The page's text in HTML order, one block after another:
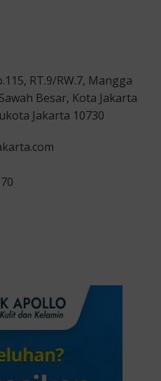
RT.9/RW.7, Mangga
Besar, Kota Jakarta
Jakarta 10730